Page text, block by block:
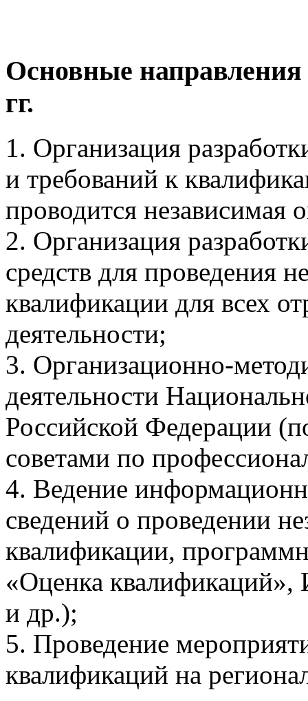
Основные
гг.
1. Организация
и требований к
проводится независимая
2. Организация
средств для проведения
квалификации для всех
деятельности;
3. Организационно-
деятельности
Российской Федерации
советами по
4. Ведение
сведений о проведении
квалификации,
«Оценка
и др.);
5. Проведение
квалификаций на